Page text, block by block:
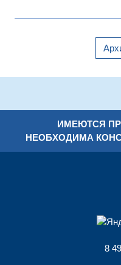
ИМЕЮТСЯ
НЕОБХОДИМА
8